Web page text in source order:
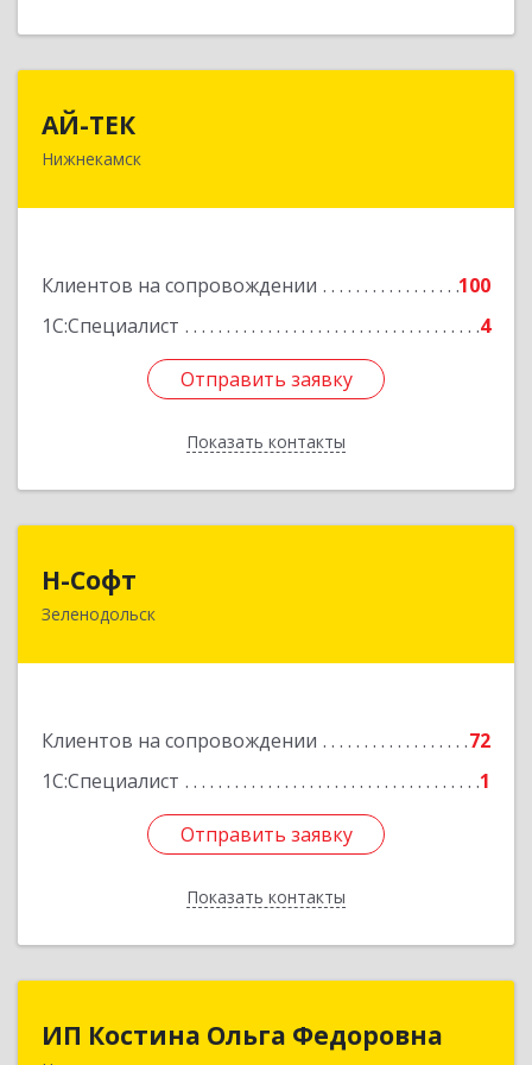
АЙ-ТЕК
Нижнекамск
Клиентов на сопровождении
100
1С:Специалист
4
Отправить заявку
Показать контакты
423570, Татарстан Респ, Нижнекамский р-н,
Подробнее
Отправить заявку
Назад
Н-Софт
Зеленодольск
Клиентов на сопровождении
72
1С:Специалист
1
Отправить заявку
Показать контакты
422521, Татарстан Респ (Татарстан),
Подробнее
Отправить заявку
Назад
ИП Костина Ольга Федоровна